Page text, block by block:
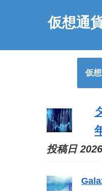
仮想通
仮
投稿日